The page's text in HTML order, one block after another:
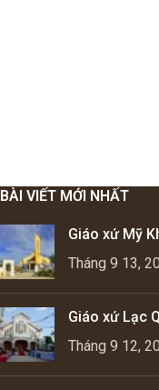
BÀI VIẾT MỚI NHẤT
Giáo xứ Mỹ
Tháng 9 13,
Giáo xứ Lạc
Tháng 9 12,